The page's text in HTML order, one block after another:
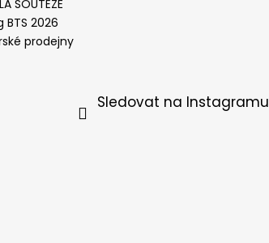
SOUTĚŽE
BTS 2026
prodejny
Sledovat na Instagramu